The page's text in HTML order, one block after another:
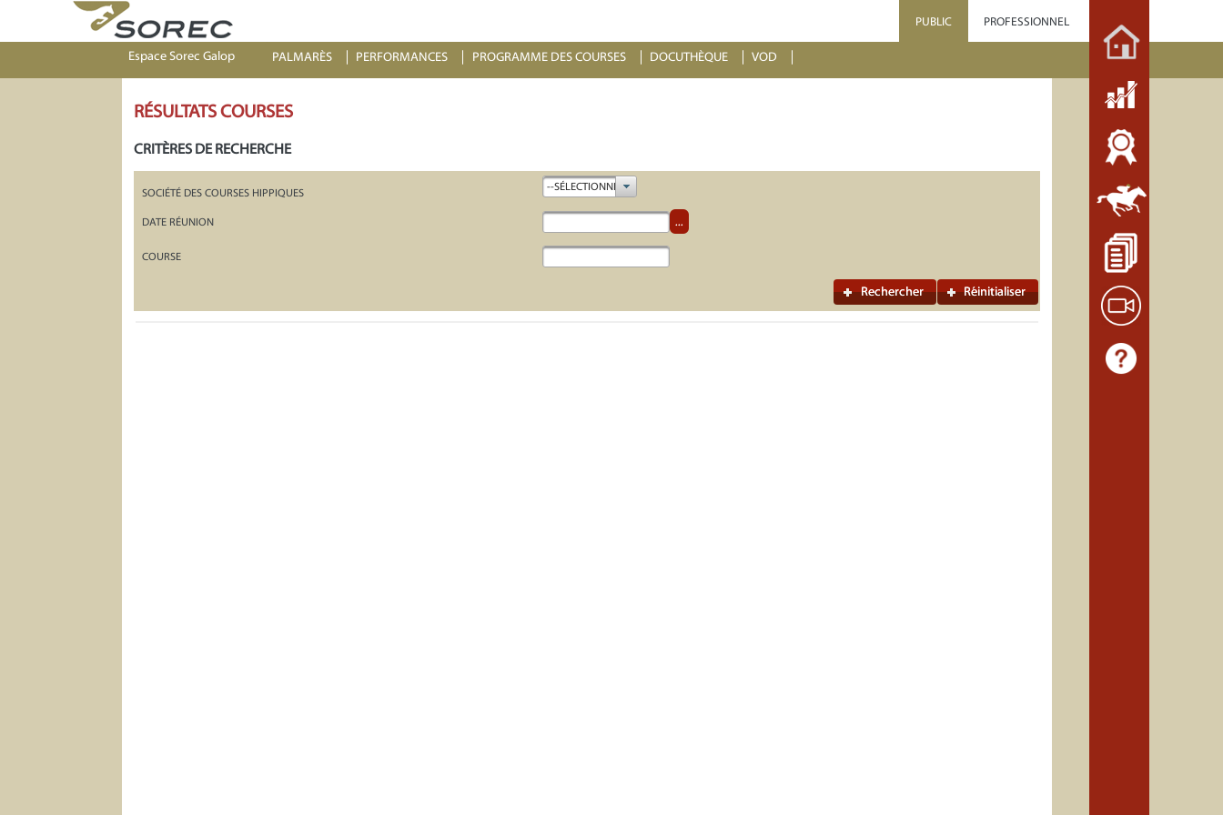
PROFESSIONNEL
PUBLIC
Espace Sorec Galop PALMARÈS PERFORMANCES PROGRAMME DES COURSES DOCUTHÈQUE VOD
RÉSULTATS COURSES
CRITÈRES DE RECHERCHE
SOCIÉTÉ DES COURSES HIPPIQUES --SÉLECTIONNEZ--
DATE RÉUNION ...
COURSE
Rechercher Réinitialiser